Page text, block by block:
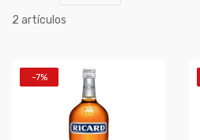
2 artículos
-7%